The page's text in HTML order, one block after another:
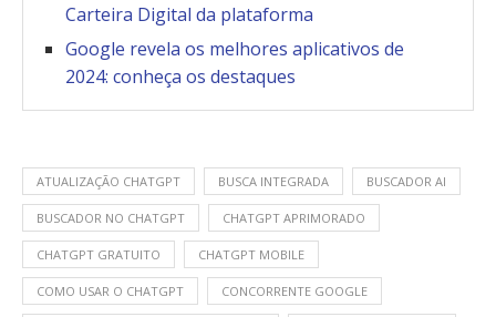
Carteira Digital da plataforma
Google revela os melhores aplicativos de
2024: conheça os destaques
ATUALIZAÇÃO CHATGPT BUSCA INTEGRADA BUSCADOR AI
BUSCADOR NO CHATGPT CHATGPT APRIMORADO
CHATGPT GRATUITO CHATGPT MOBILE
COMO USAR O CHATGPT CONCORRENTE GOOGLE